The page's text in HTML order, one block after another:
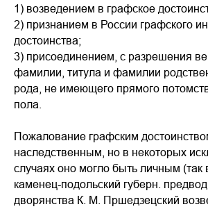
1) возведением в графское
2) признанием в России графского
достоинства;
3) присоединением, с разрешения
фамилии, титула и фамилии
рода, не имеющего прямого
пола.
Пожалование графским
наследственным, но в некоторых
случаях оно могло быть личным (так
каменец-подольский губерн.
дворянства К. М. Пршедзецский